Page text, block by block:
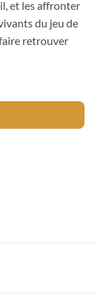
et les affronter
du jeu de
retrouver